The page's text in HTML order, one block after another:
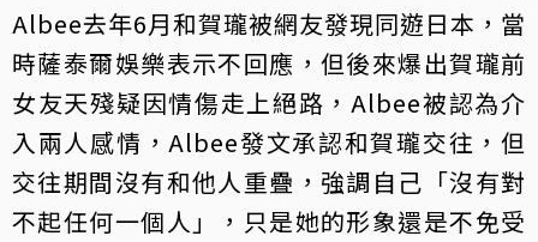
Albee去年6月和賀瓏被網友發現同遊日本，當
時薩泰爾娛樂表示不回應，但後來爆出賀瓏前
女友天殘疑因情傷走上絕路，Albee被認為介
入兩人感情，Albee發文承認和賀瓏交往，但
交往期間沒有和他人重疊，強調自己「沒有對
不起任何一個人」，只是她的形象還是不免受